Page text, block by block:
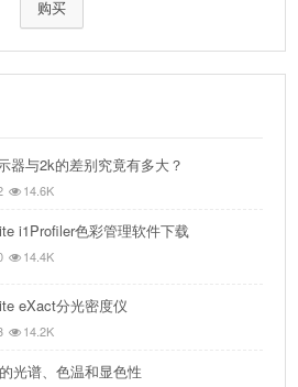
购买
器与2k的差别究竟有多大？
14.6K
i1Profiler色彩管理软件下载
14.4K
eXact分光密度仪
14.2K
光谱、色温和显色性